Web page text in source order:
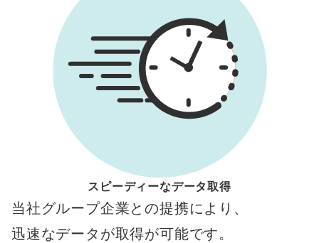
スピーディーなデータ取得
当社グループ企業との提携により、
迅速なデータが取得が可能です。